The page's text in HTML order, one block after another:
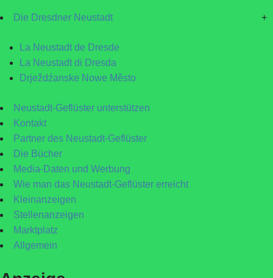
Die Dresdner Neustadt +
La Neustadt de Dresde
La Neustadt di Dresda
Drježdźanske Nowe Město
Neustadt-Geflüster unterstützen
Kontakt
Partner des Neustadt-Geflüster
Die Bücher
Media-Daten und Werbung
Wie man das Neustadt-Geflüster erreicht
Kleinanzeigen
Stellenanzeigen
Marktplatz
Allgemein